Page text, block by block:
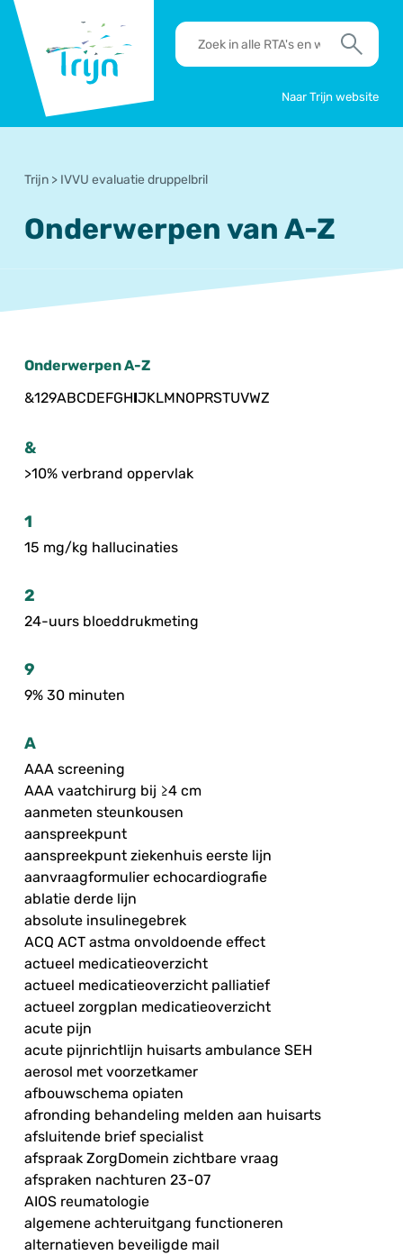
Trijn
RTA's
en
Zoek
Naar Trijn website
Trijn > IVVU evaluatie druppelbril
Onderwerpen van A-Z
Onderwerpen A-Z
&129ABCDEFGHIJKLMNOPRSTUVWZ
&
>10% verbrand oppervlak
1
15 mg/kg hallucinaties
2
24-uurs bloeddrukmeting
9
9% 30 minuten
A
AAA screening
AAA vaatchirurg bij ≥4 cm
aanmeten steunkousen
aanspreekpunt
aanspreekpunt ziekenhuis eerste lijn
aanvraagformulier echocardiografie
ablatie derde lijn
absolute insulinegebrek
ACQ ACT astma onvoldoende effect
actueel medicatieoverzicht
actueel medicatieoverzicht palliatief
actueel zorgplan medicatieoverzicht
acute pijn
acute pijnrichtlijn huisarts ambulance SEH
aerosol met voorzetkamer
afbouwschema opiaten
afronding behandeling melden aan huisarts
afsluitende brief specialist
afspraak ZorgDomein zichtbare vraag
afspraken nachturen 23-07
AIOS reumatologie
algemene achteruitgang functioneren
alternatieven beveiligde mail